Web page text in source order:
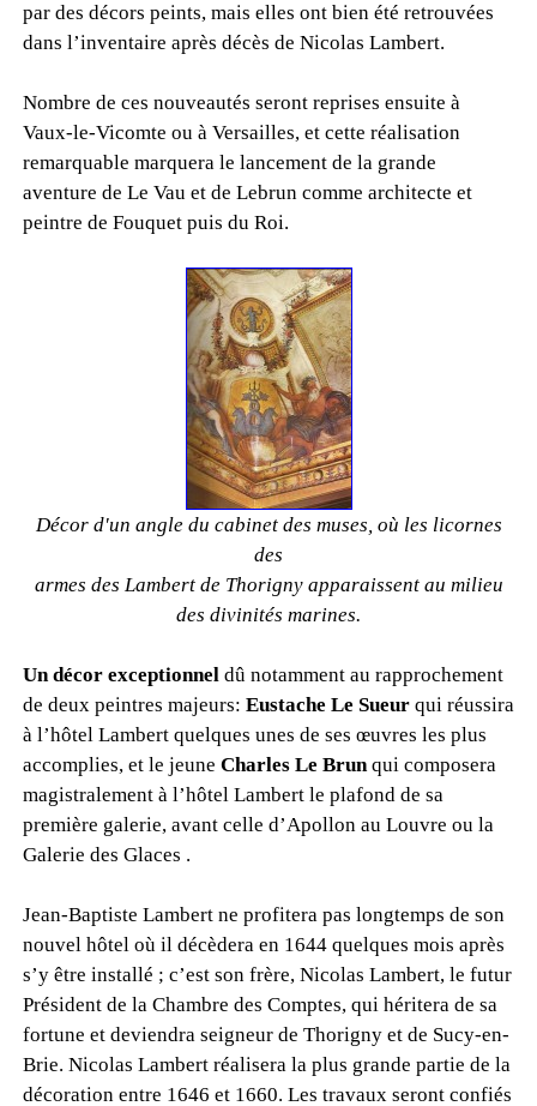
par des décors peints, mais elles ont bien été retrouvées
dans l’inventaire après décès de Nicolas Lambert.
Nombre de ces nouveautés seront reprises ensuite à
Vaux-le-Vicomte ou à Versailles, et cette réalisation
remarquable marquera le lancement de la grande
aventure de Le Vau et de Lebrun comme architecte et
peintre de Fouquet puis du Roi.
Décor d'un angle du cabinet des muses, où les licornes
des
armes des Lambert de Thorigny apparaissent au milieu
des divinités marines.
Un décor exceptionneldû notamment au rapprochement
de deux peintres majeurs: Eustache Le Sueurqui réussira
à l’hôtel Lambert quelques unes de ses œuvres les plus
accomplies, et le jeune Charles Le Brunqui composera
magistralement à l’hôtel Lambert le plafond de sa
première galerie, avant celle d’Apollon au Louvre ou la
Galerie des Glaces .
Jean-Baptiste Lambert ne profitera pas longtemps de son
nouvel hôtel où il décèdera en 1644 quelques mois après
s’y être installé ; c’est son frère, Nicolas Lambert, le futur
Président de la Chambre des Comptes, qui héritera de sa
fortune et deviendra seigneur de Thorigny et de Sucy-en-
Brie. Nicolas Lambert réalisera la plus grande partie de la
décoration entre 1646 et 1660. Les travaux seront confiés